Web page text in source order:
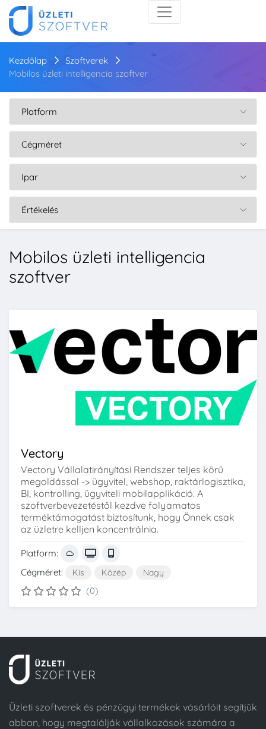
Kezdőlap
Szoftverek
Mobilos üzleti intelligencia szoftver
Mobilos üzleti intelligencia
szoftver
Vectory
Vectory Vállalatirányítási Rendszer teljes körű
megoldással -> ügyvitel, webshop, raktárlogisztika,
BI, kontrolling, ügyviteli mobilapplikáció. A
szoftverbevezetéstől kezdve folyamatos
terméktámogatást biztosítunk, hogy Önnek csak
az üzletre kelljen koncentrálnia.
Platform:
Cégméret:
Kis Közép Nagy
(0)
Üzleti szoftverek és pénzügyi termékek vásárlóit segítjük
abban, hogy megtalálják vállalkozások számára a